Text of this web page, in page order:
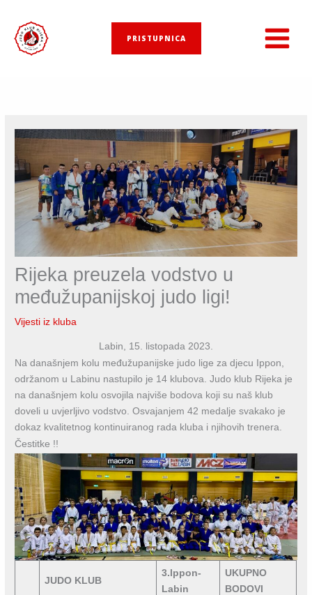
content
PRISTUPNICA
Rijeka preuzela vodstvo u
međužupanijskoj judo ligi!
Vijesti iz kluba
Labin, 15. listopada 2023.
Na današnjem kolu međužupanijske judo lige za djecu Ippon,
održanom u Labinu nastupilo je 14 klubova. Judo klub Rijeka je
na današnjem kolu osvojila najviše bodova koji su naš klub
doveli u uvjerljivo vodstvo. Osvajanjem 42 medalje svakako je
dokaz kvalitetnog kontinuiranog rada kluba i njihovih trenera.
Čestitke !!
JUDO KLUB
3.Ippon-
Labin
UKUPNO
BODOVI